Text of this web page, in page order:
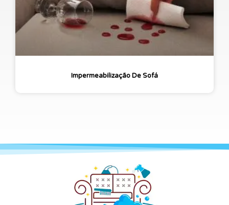
Impermeabilização De Sofá